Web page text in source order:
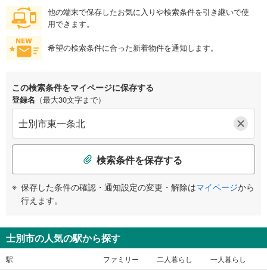
他の端末で保存したお気に入りや検索条件を引き継いで使
用できます。
希望の検索条件に合った新着物件を通知します。
この検索条件をマイページに保存する
登録名 （最大30文字まで）
検索条件を保存する
保存した条件の確認・通知設定の変更・解除はマイページから
行えます。
士別市の人気の駅から探す
駅 ファミリー 二人暮らし 一人暮らし